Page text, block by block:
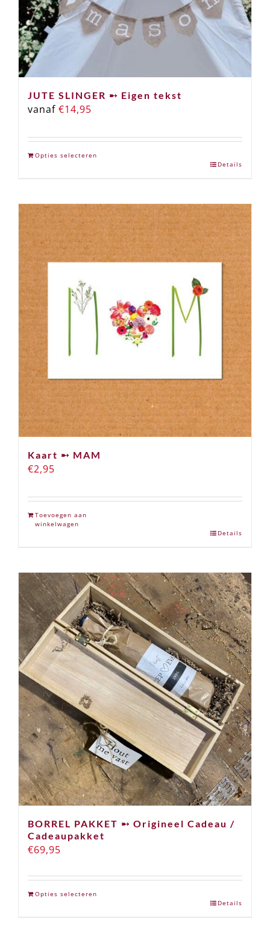
JUTE SLINGER ➸ Eigen tekst
vanaf €14,95
Opties selecteren
Details
Kaart ➸ MAM
€2,95
Toevoegen aan
winkelwagen
Details
BORREL PAKKET ➸ Origineel Cadeau /
Cadeaupakket
€69,95
Opties selecteren
Details